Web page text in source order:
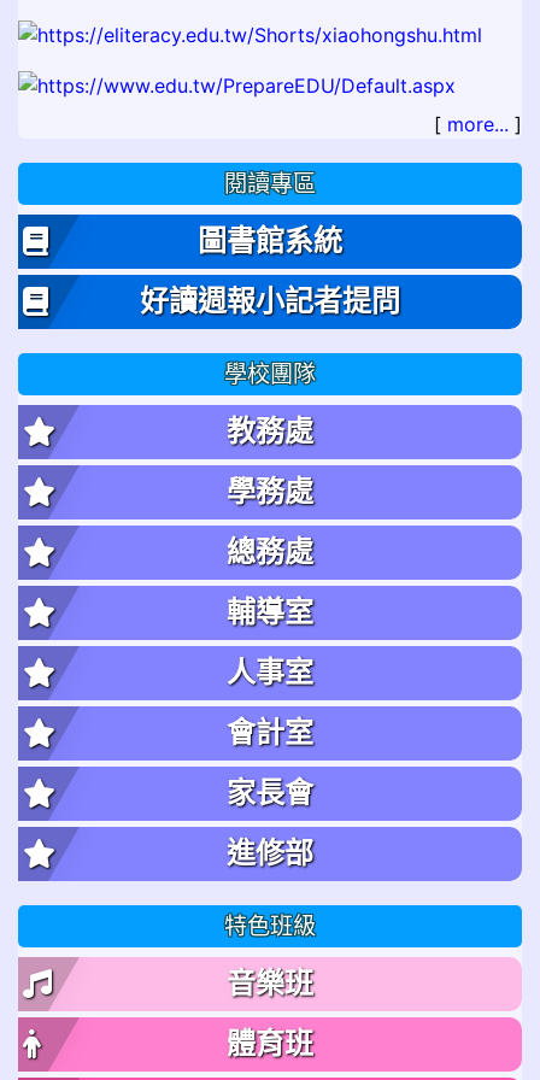
[ more... ]
閱讀專區
圖書館系統
好讀週報小記者提問
學校團隊
教務處
學務處
總務處
輔導室
人事室
會計室
家長會
進修部
特色班級
音樂班
體育班